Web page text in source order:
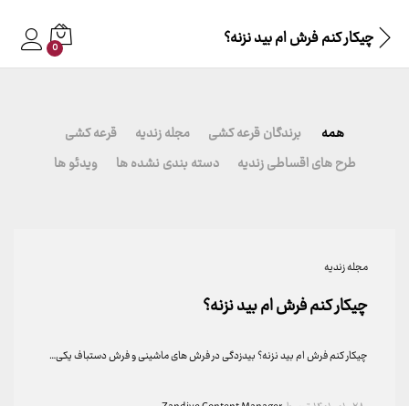
چیکار کنم فرش ام بید نزنه؟ 0
همه برندگان قرعه کشی مجله زندیه
قرعه کشی
طرح های اقساطی زندیه
دسته بندی نشده ها ویدئو ها
مجله زندیه
چیکار کنم فرش ام بید نزنه؟
چیکار کنم فرش ام بید نزنه؟ بیدزدگی در فرش های ماشینی و فرش دستباف یکی…